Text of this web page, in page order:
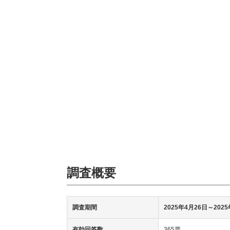
調査概要
調査期間 2025年4月26日～2025